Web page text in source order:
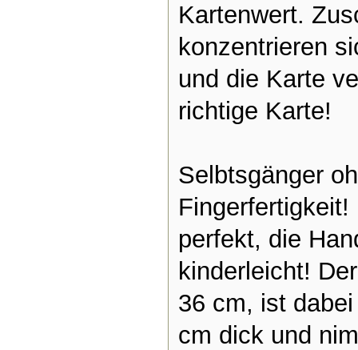
Kartenwert.
konzentrieren
und die Karte
richtige Karte!
Selbtsgänger
Fingerfertigkeit!
perfekt, die
kinderleicht!
36 cm, ist
cm dick und